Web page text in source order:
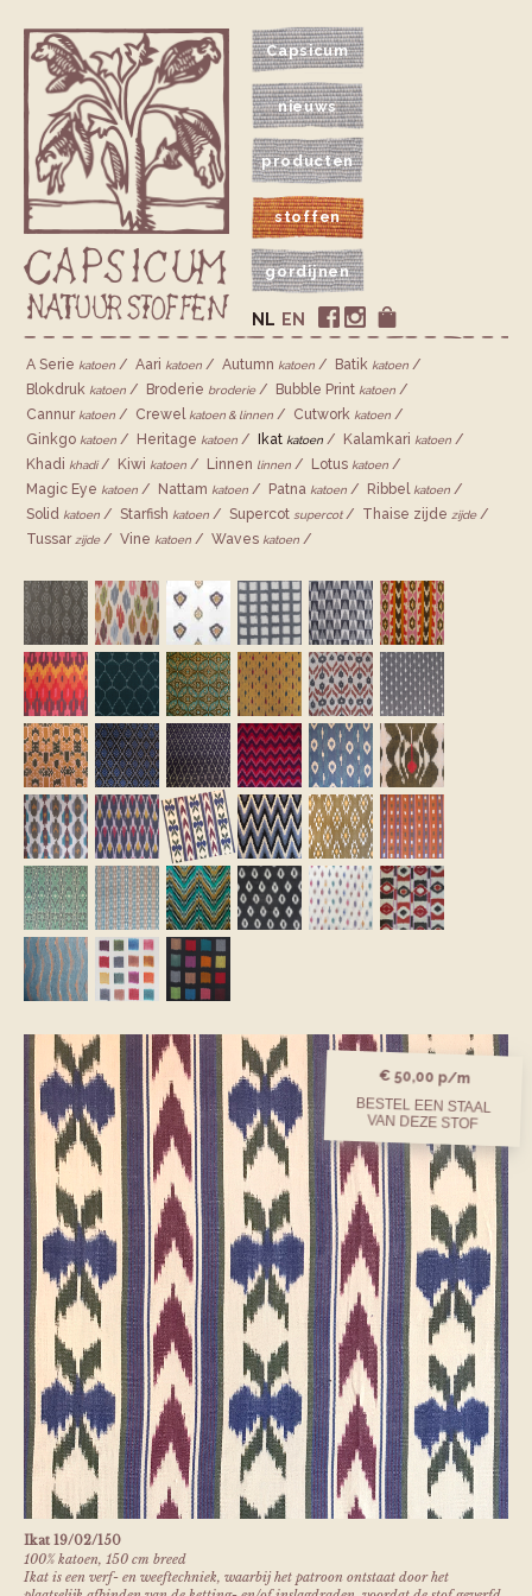
Capsicum
nieuws
producten
stoffen
gordijnen
EN
NL
A Seriekatoen Aarikatoen Autumnkatoen Batikkatoen
Blokdrukkatoen Broderiebroderie Bubble Printkatoen
Cannurkatoen Crewelkatoen & linnen Cutworkkatoen
Ginkgokatoen Heritagekatoen Ikatkatoen Kalamkarikatoen
Khadikhadi Kiwikatoen Linnen linnen Lotuskatoen
Magic Eyekatoen Nattamkatoen Patnakatoen Ribbelkatoen
Solidkatoen Starfishkatoen Supercotsupercot Thaise zijdezijde
Tussarzijde Vinekatoen Waveskatoen
Ikat 19/02/150
100% katoen, 150 cm breed
Ikat is een verf- en weeftechniek, waarbij het patroon ontstaat door het
€ 50,00 p/m
BESTEL EEN STAAL
VAN DEZE STOF